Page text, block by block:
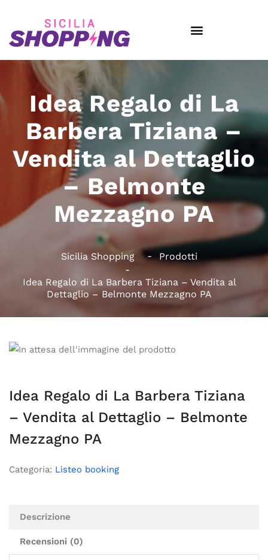
Idea Regalo di La
Barbera Tiziana –
Vendita al Dettaglio
– Belmonte
Mezzagno PA
Sicilia Shopping Prodotti
Idea Regalo di La Barbera Tiziana – Vendita al
Dettaglio – Belmonte Mezzagno PA
Idea Regalo di La Barbera Tiziana
– Vendita al Dettaglio – Belmonte
Mezzagno PA
Categoria: Listeo booking
Descrizione
Recensioni (0)